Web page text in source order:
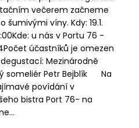
večerem začneme
víny. Kdy: 19.1.
u nás v Portu 76 -
účastníků je omezen
Mezinárodně
someliér Petr Bejblík Na
povídání v
bistra Port 76- na